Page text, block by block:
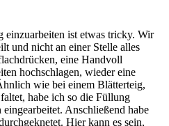
einzuarbeiten ist etwas tricky. Wir
und nicht an einer Stelle alles
eine Handvoll
hochschlagen, wieder eine
wie bei einem Blätterteig,
habe ich so die Füllung
Anschließend habe
Hier kann es sein,